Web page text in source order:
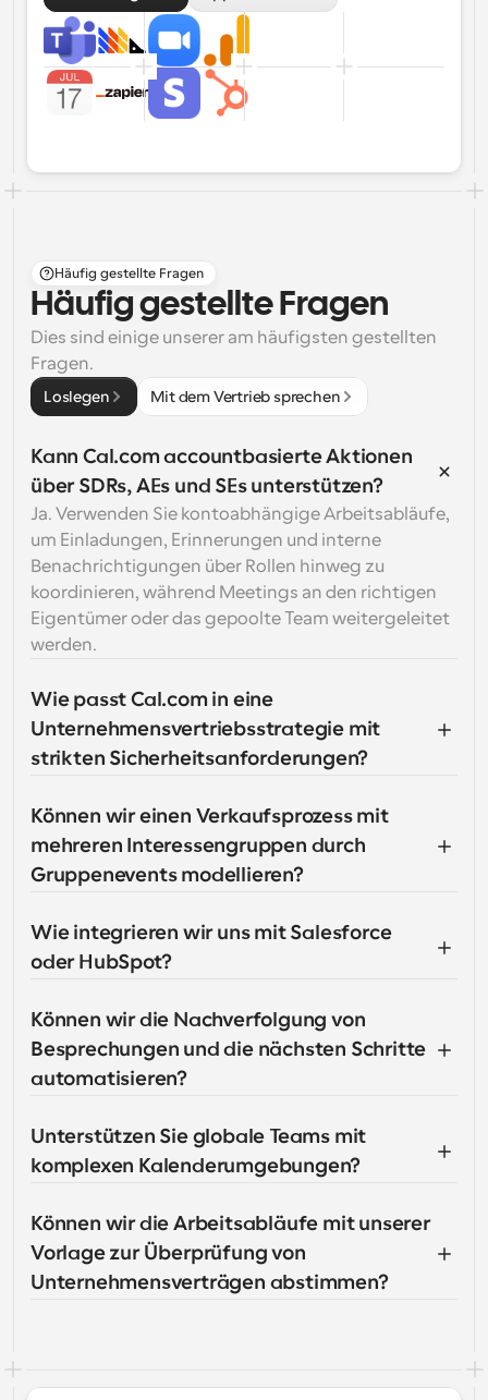
Häufig gestellte Fragen
Häufig gestellte Fragen
Dies sind einige unserer am häufigsten gestellten
Fragen.
Loslegen Mit dem Vertrieb sprechen
Kann Cal.com accountbasierte Aktionen
über SDRs, AEs und SEs unterstützen?
Ja. Verwenden Sie kontoabhängige Arbeitsabläufe,
um Einladungen, Erinnerungen und interne
Benachrichtigungen über Rollen hinweg zu
koordinieren, während Meetings an den richtigen
Eigentümer oder das gepoolte Team weitergeleitet
werden.
Wie passt Cal.com in eine
Unternehmensvertriebsstrategie mit
strikten Sicherheitsanforderungen?
Können wir einen Verkaufsprozess mit
mehreren Interessengruppen durch
Gruppenevents modellieren?
Wie integrieren wir uns mit Salesforce
oder HubSpot?
Können wir die Nachverfolgung von
Besprechungen und die nächsten Schritte
automatisieren?
Unterstützen Sie globale Teams mit
komplexen Kalenderumgebungen?
Können wir die Arbeitsabläufe mit unserer
Vorlage zur Überprüfung von
Unternehmensverträgen abstimmen?